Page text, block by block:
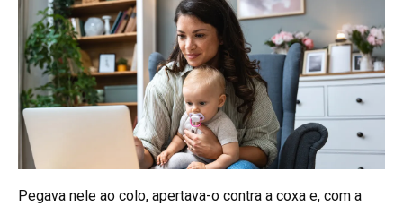
Pegava nele ao colo, apertava-o contra a coxa e, com a